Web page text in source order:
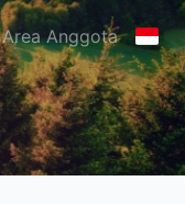
Area Anggota